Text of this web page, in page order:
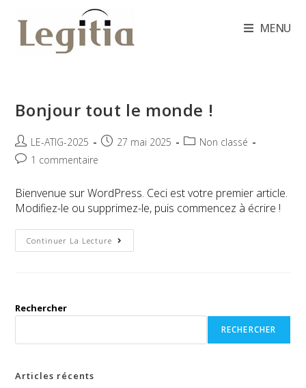
MENU
Bonjour tout le monde !
Auteur/autrice
de
LE-ATIG-2025
Publication
27 mai 2025
PostNon classé
Commentaires
la
publication :
1 commentaire
Bienvenue sur WordPress. Ceci est votre premier article.
Modifiez-le ou supprimez-le, puis commencez à écrire !
Continuer La Lecture Bonjour
Tout
Rechercher
RECHERCHER
Articles récents